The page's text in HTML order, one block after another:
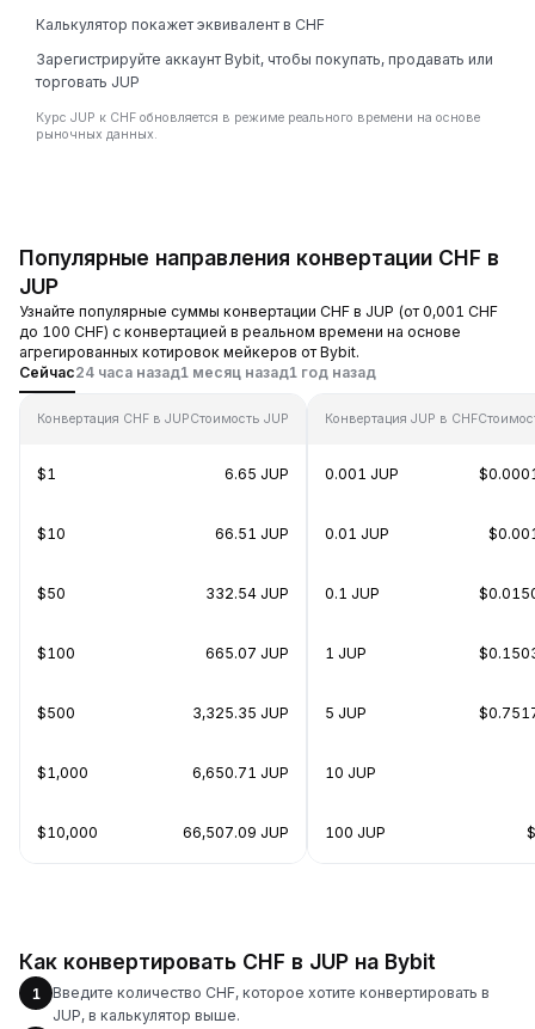
Калькулятор покажет эквивалент в CHF
Зарегистрируйте аккаунт Bybit, чтобы покупать, продавать или
торговать JUP
Курс JUP к CHF обновляется в режиме реального времени на основе
рыночных данных.
Популярные направления конвертации CHF в
JUP
Узнайте популярные суммы конвертации CHF в JUP (от 0,001 CHF
до 100 CHF) с конвертацией в реальном времени на основе
агрегированных котировок мейкеров от Bybit.
Сейчас24 часа назад1 месяц назад1 год назад
Конвертация CHF в JUPСтоимость JUP
$1 6.65 JUP
$10 66.51 JUP
$50 332.54 JUP
$100 665.07 JUP
$500 3,325.35 JUP
$1,000 6,650.71 JUP
$10,000 66,507.09 JUP
Конвертация JUP в CHF
0.001 JUP
0.01 JUP
0.1 JUP
1 JUP
5 JUP
10 JUP
100 JUP
Как конвертировать CHF в JUP на Bybit
1
Введите количество CHF, которое хотите конвертировать в
JUP, в калькулятор выше.